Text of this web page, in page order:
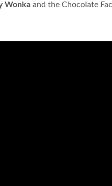
Wonka and the Chocolate